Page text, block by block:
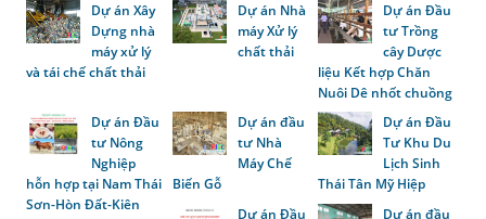
Dự án Xây
Dựng nhà
máy xử lý
và tái chế chất thải
Dự án Nhà
máy Xử lý
chất thải
Dự án Đầu
tư Trồng
cây Dược
liệu Kết hợp Chăn
Nuôi Dê nhốt chuồng
Dự án Đầu
tư Nông
Nghiệp
hỗn hợp tại Nam Thái
Sơn-Hòn Đất-Kiên
Dự án đầu
tư Nhà
Máy Chế
Biến Gỗ
Dự án Đầu
Tư Khu Du
Lịch Sinh
Thái Tân Mỹ Hiệp
Dự án Đầu
Dự án đầu